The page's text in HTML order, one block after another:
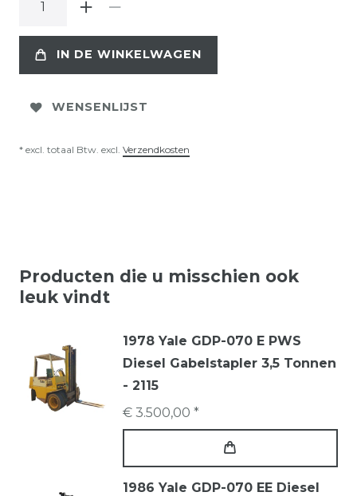
IN DE WINKELWAGEN
WENSENLIJST
* excl. totaal Btw. excl. Verzendkosten
Producten die u misschien ook
leuk vindt
1978 Yale GDP-070 E PWS
Diesel Gabelstapler 3,5 Tonnen
- 2115
€ 3.500,00 *
1986 Yale GDP-070 EE Diesel